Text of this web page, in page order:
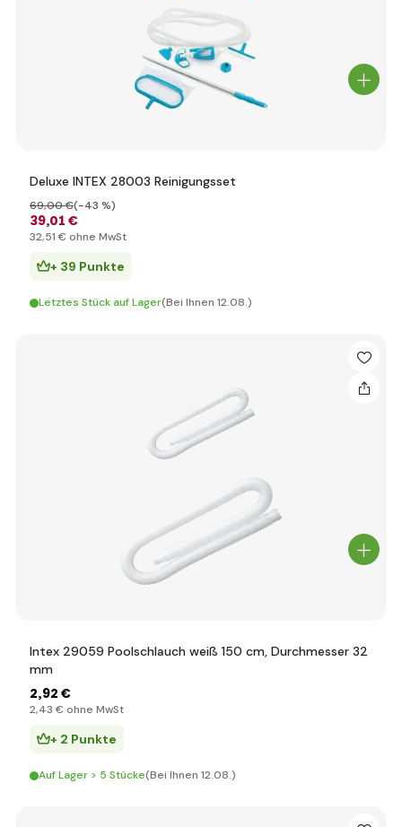
Deluxe INTEX 28003 Reinigungsset
39,01 €
69,00 €(-43 %)
32,51 € ohne MwSt
+ 39 Punkte
Letztes Stück auf Lager(Bei Ihnen 12.08.)
Intex 29059 Poolschlauch weiß 150 cm, Durchmesser 32
mm
2,92 €
2,43 € ohne MwSt
+ 2 Punkte
Auf Lager > 5 Stücke(Bei Ihnen 12.08.)